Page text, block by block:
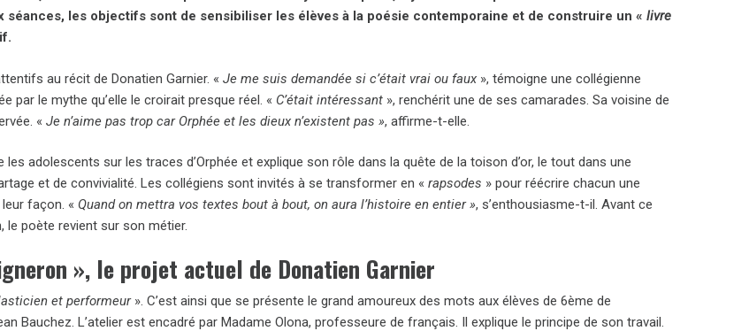
séances, les objectifs sont de sensibiliser les élèves à la poésie contemporaine et de construire un «livre
au récit de Donatien Garnier. «Je me suis demandée si c’était vrai ou faux », témoigne une collégienne
par le mythe qu’elle le croirait presque réel. « C’était intéressant », renchérit une de ses camarades. Sa voisine de
«Je n’aime pas trop car Orphée et les dieux n’existent pas », affirme-t-elle.
les adolescents sur les traces d’Orphée et explique son rôle dans la quête de la toison d’or, le tout dans une
et de convivialité. Les collégiens sont invités à se transformer en «rapsodes » pour réécrire chacun une
façon. « Quand on mettra vos textes bout à bout, on aura l’histoire en entier », s’enthousiasme-t-il. Avant ce
le poète revient sur son métier.
», le projet actuel de Donatien Garnier
et performeur». C’est ainsi que se présente le grand amoureux des mots aux élèves de 6ème de
Bauchez. L’atelier est encadré par Madame Olona, professeure de français. Il explique le principe de son travail.